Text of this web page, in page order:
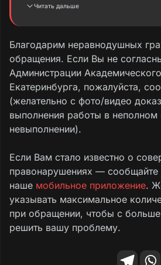
хозяйственно-бытовой
завершены.Дорожное
Краснолесья, вблизи
Рябинина, восстановлено в
варианте.
Работы по аварийному
кабеля на пересечении
нарушением сроков
объектов,установленных в
проведение земляных работ
связи с чем в отношении
МБУ «ВОИС»
подготовлены материалы
Протокола об
правонарушении в
Читать дальше
Благодарим неравнодушных
обращения. Если Вы не
Администрации
Екатеринбурга, пожалуйста,
(желательно с фото/видео
выполнения работы в
невыполнении).
Если Вам стало известно о
правонарушениях —
наше мобильное приложение.
указывать максимальное
при обращении, чтобы с
решить вашу проблему.